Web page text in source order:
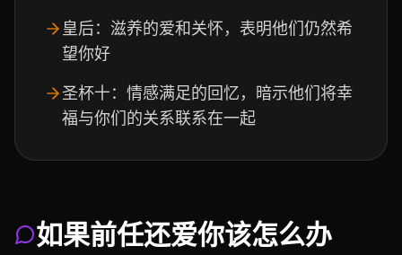
皇后：滋养的爱和关怀，表明他们仍然希
望你好
圣杯十：情感满足的回忆，暗示他们将幸
福与你们的关系联系在一起
如果前任还爱你该怎么办